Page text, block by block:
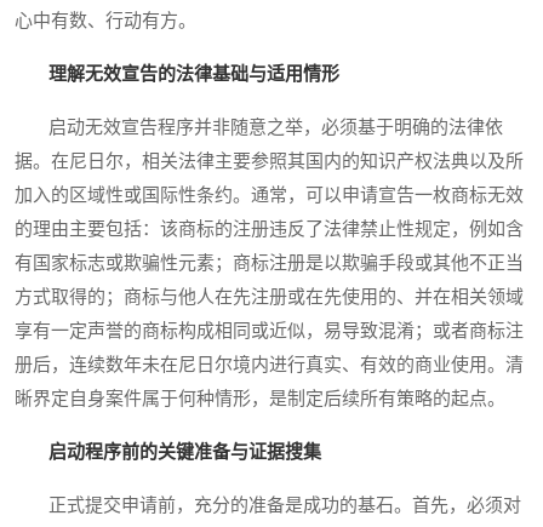
心中有数、行动有方。
理解无效宣告的法律基础与适用情形
启动无效宣告程序并非随意之举，必须基于明确的法律依
据。在尼日尔，相关法律主要参照其国内的知识产权法典以及所
加入的区域性或国际性条约。通常，可以申请宣告一枚商标无效
的理由主要包括：该商标的注册违反了法律禁止性规定，例如含
有国家标志或欺骗性元素；商标注册是以欺骗手段或其他不正当
方式取得的；商标与他人在先注册或在先使用的、并在相关领域
享有一定声誉的商标构成相同或近似，易导致混淆；或者商标注
册后，连续数年未在尼日尔境内进行真实、有效的商业使用。清
晰界定自身案件属于何种情形，是制定后续所有策略的起点。
启动程序前的关键准备与证据搜集
正式提交申请前，充分的准备是成功的基石。首先，必须对